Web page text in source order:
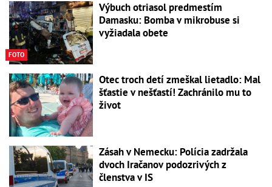
FOTO
Výbuch otriasol predmestím
Damasku: Bomba v mikrobuse si
vyžiadala obete
Otec troch detí zmeškal lietadlo: Mal
šťastie v nešťastí! Zachránilo mu to
život
Zásah v Nemecku: Polícia zadržala
dvoch Iračanov podozrivých z
členstva v IS